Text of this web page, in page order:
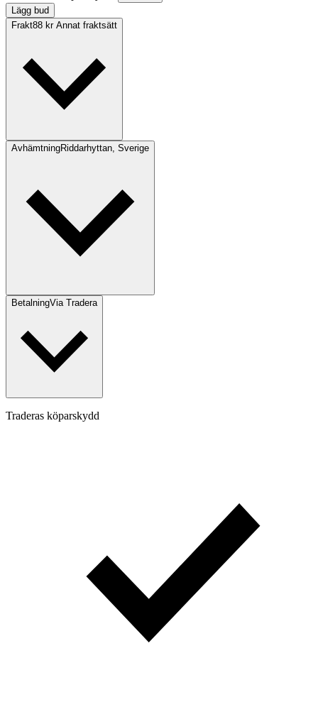
Lägg bud
Frakt88 kr Annat fraktsätt
AvhämtningRiddarhyttan, Sverige
BetalningVia Tradera
Traderas köparskydd